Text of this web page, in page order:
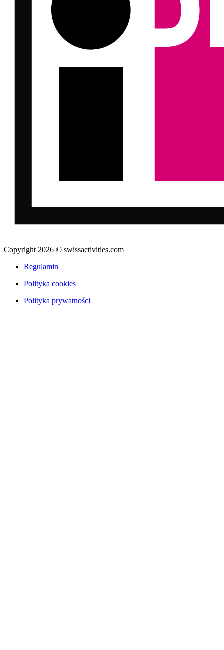
Copyright 2026 © swissactivities.com
Regulamin
Polityka cookies
Polityka prywatności